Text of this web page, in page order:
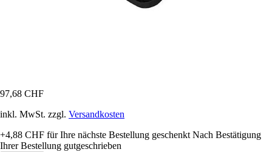
97,68 CHF
inkl. MwSt. zzgl. Versandkosten
+4,88 CHF für Ihre nächste Bestellung geschenkt Nach Bestätigung
Ihrer Bestellung gutgeschrieben